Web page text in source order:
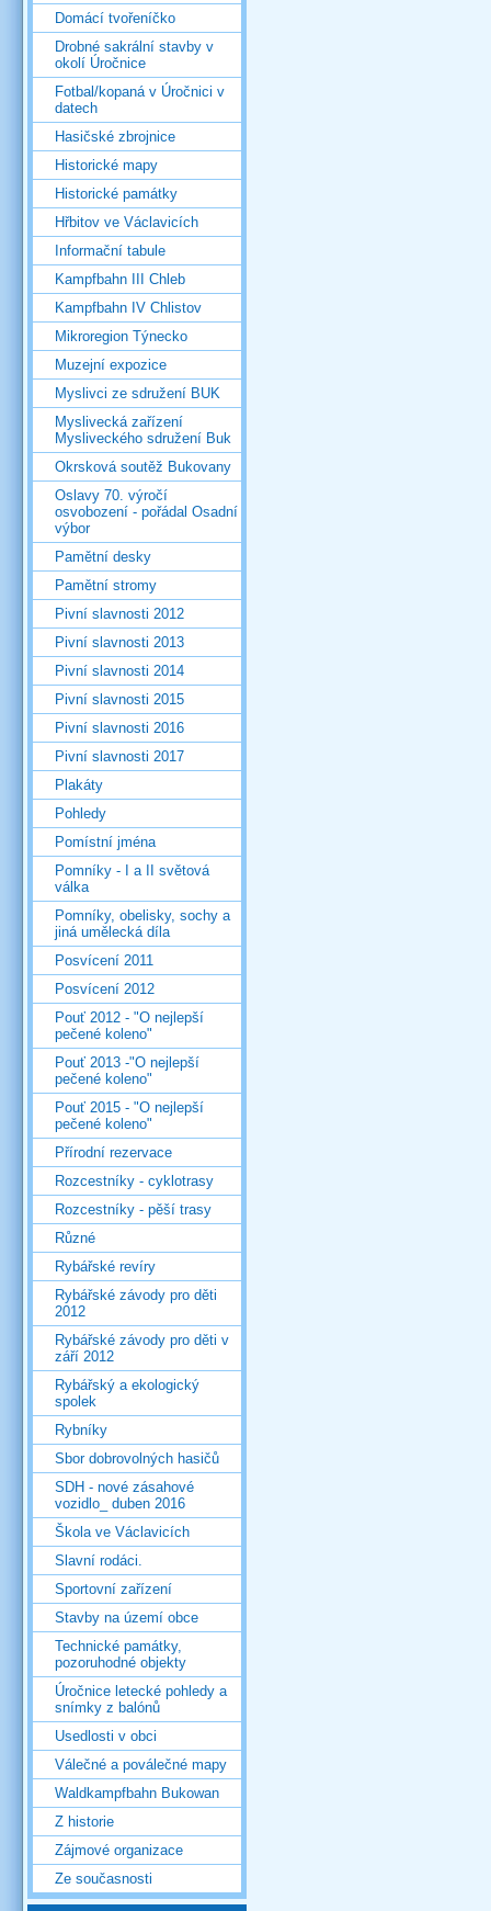
Domácí tvořeníčko
Drobné sakrální stavby v
okolí Úročnice
Fotbal/kopaná v Úročnici v
datech
Hasičské zbrojnice
Historické mapy
Historické památky
Hřbitov ve Václavicích
Informační tabule
Kampfbahn III Chleb
Kampfbahn IV Chlistov
Mikroregion Týnecko
Muzejní expozice
Myslivci ze sdružení BUK
Myslivecká zařízení
Mysliveckého sdružení Buk
Okrsková soutěž Bukovany
Oslavy 70. výročí
osvobození - pořádal Osadní
výbor
Pamětní desky
Pamětní stromy
Pivní slavnosti 2012
Pivní slavnosti 2013
Pivní slavnosti 2014
Pivní slavnosti 2015
Pivní slavnosti 2016
Pivní slavnosti 2017
Plakáty
Pohledy
Pomístní jména
Pomníky - I a II světová
válka
Pomníky, obelisky, sochy a
jiná umělecká díla
Posvícení 2011
Posvícení 2012
Pouť 2012 - "O nejlepší
pečené koleno"
Pouť 2013 -"O nejlepší
pečené koleno"
Pouť 2015 - "O nejlepší
pečené koleno"
Přírodní rezervace
Rozcestníky - cyklotrasy
Rozcestníky - pěší trasy
Různé
Rybářské revíry
Rybářské závody pro děti
2012
Rybářské závody pro děti v
září 2012
Rybářský a ekologický
spolek
Rybníky
Sbor dobrovolných hasičů
SDH - nové zásahové
vozidlo_ duben 2016
Škola ve Václavicích
Slavní rodáci.
Sportovní zařízení
Stavby na území obce
Technické památky,
pozoruhodné objekty
Úročnice letecké pohledy a
snímky z balónů
Usedlosti v obci
Válečné a poválečné mapy
Waldkampfbahn Bukowan
Z historie
Zájmové organizace
Ze současnosti